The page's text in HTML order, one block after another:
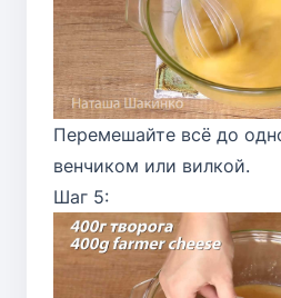
Перемешайте всё до
венчиком или вилкой.
Шаг 5: